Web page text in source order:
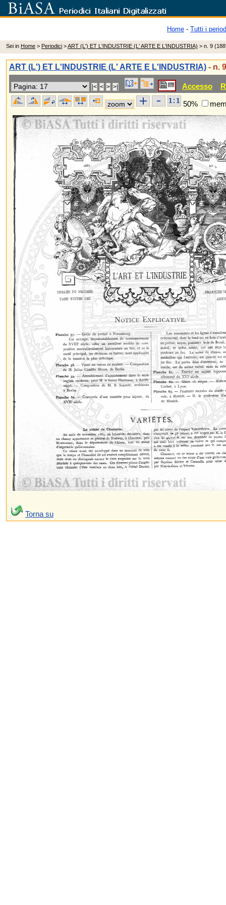
Home - Tutti i
Sei in Home > Periodici >ART (L') ET L'INDUSTRIE (L' ARTE E L'INDUSTRIA) > n. 9
ART (L') ET L'INDUSTRIE (L' ARTE E L'INDUSTRIA) - n.
Accesso
50%
Torna su